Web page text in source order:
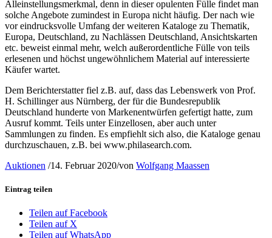
Alleinstellungsmerkmal, denn in dieser opulenten Fülle findet man
solche Angebote zumindest in Europa nicht häufig. Der nach wie
vor eindrucksvolle Umfang der weiteren Kataloge zu Thematik,
Europa, Deutschland, zu Nachlässen Deutschland, Ansichtskarten
etc. beweist einmal mehr, welch außerordentliche Fülle von teils
erlesenen und höchst ungewöhnlichem Material auf interessierte
Käufer wartet.
Dem Berichterstatter fiel z.B. auf, dass das Lebenswerk von Prof.
H. Schillinger aus Nürnberg, der für die Bundesrepublik
Deutschland hunderte von Markenentwürfen gefertigt hatte, zum
Ausruf kommt. Teils unter Einzellosen, aber auch unter
Sammlungen zu finden. Es empfiehlt sich also, die Kataloge genau
durchzuschauen, z.B. bei www.philasearch.com.
Auktionen /14. Februar 2020/von Wolfgang Maassen
Eintrag teilen
Teilen auf Facebook
Teilen auf X
Teilen auf WhatsApp